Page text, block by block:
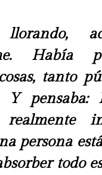
llorando,
Había
tanto
Y pensaba:
persona
todo